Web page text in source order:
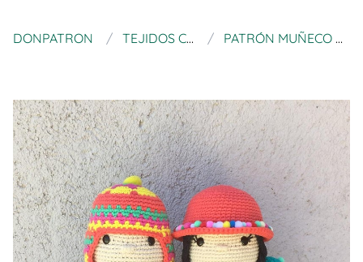
DONPATRON TEJIDOS CON ALMA TIENDA PATRÓN MUÑECO AMIGURUMI COYITA AMARU